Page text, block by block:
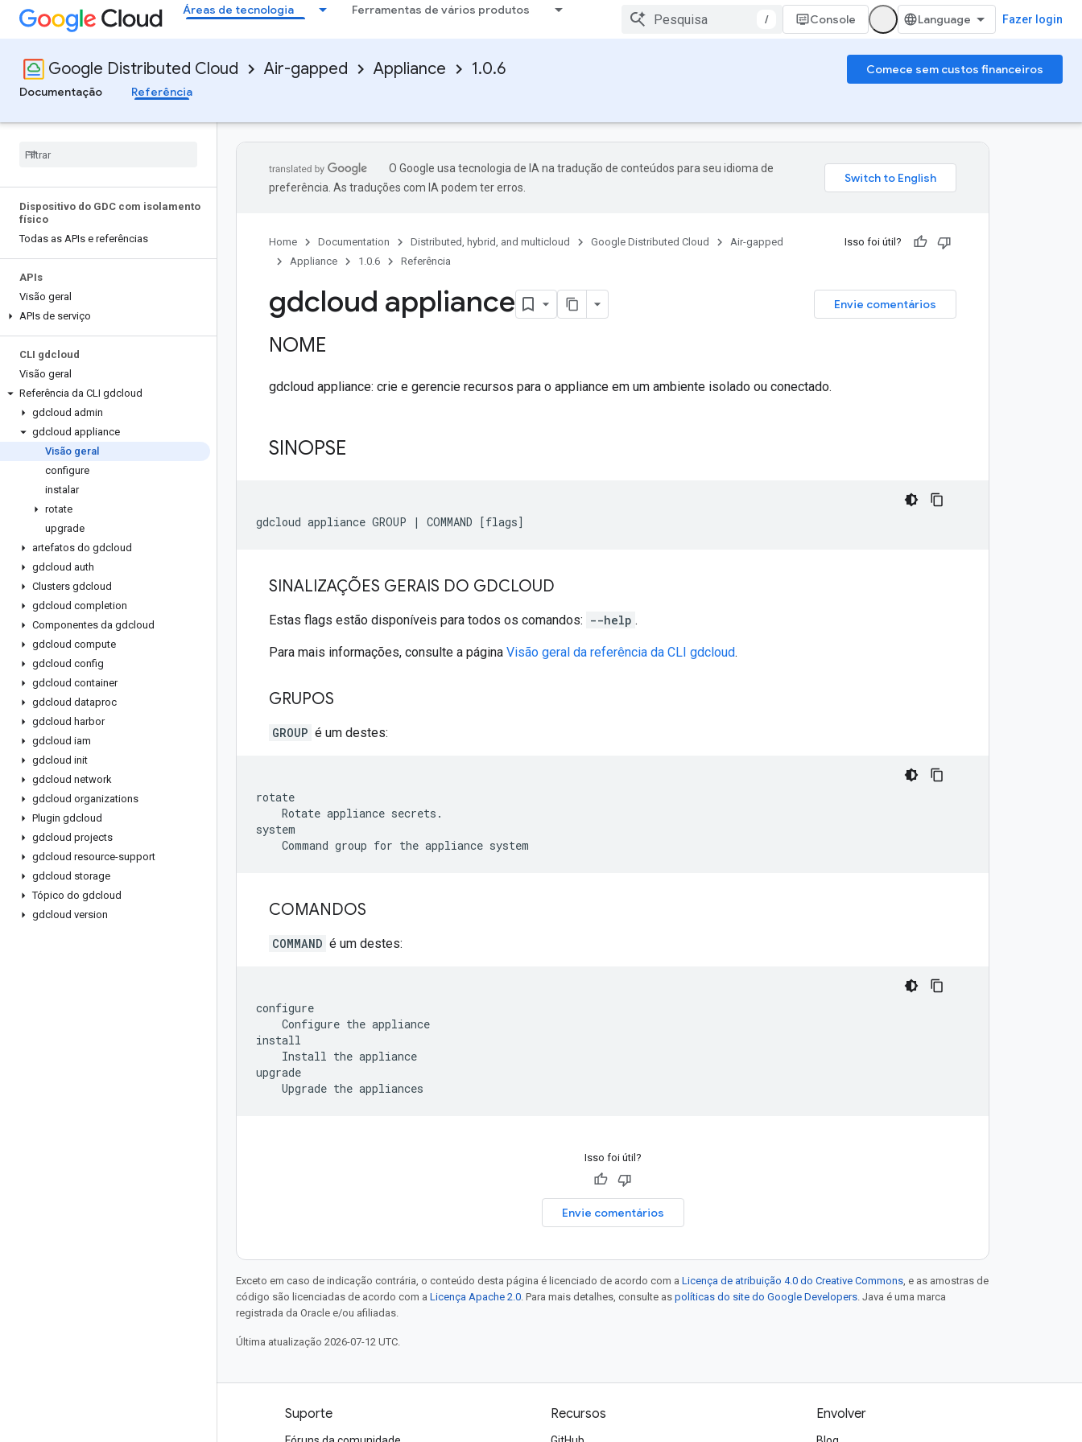
Áreas de tecnologia Ferramentas de vários produtos
/ Console Fazer login
Google Distributed Cloud Air-gapped Appliance 1.0.6
Comece sem custos financeiros
Documentação
Referência
Dispositivo do GDC com isolamento
físico
Todas as APIs e referências
APIs
Visão geral
APIs de serviço
CLI gdcloud
Visão geral
Referência da CLI gdcloud
gdcloud admin
gdcloud appliance
Visão geral
configure
instalar
rotate
upgrade
artefatos do gdcloud
gdcloud auth
Clusters gdcloud
gdcloud completion
Componentes da gdcloud
gdcloud compute
gdcloud config
gdcloud container
gdcloud dataproc
gdcloud harbor
gdcloud iam
gdcloud init
gdcloud network
gdcloud organizations
Plugin gdcloud
gdcloud projects
gdcloud resource-support
gdcloud storage
Tópico do gdcloud
gdcloud version
O Google usa tecnologia de IA na tradução de conteúdos para seu idioma de
preferência. As traduções com IA podem ter erros.
Home Documentation Distributed, hybrid, and multicloud Google Distributed Cloud
Air-gapped
Appliance
1.0.6 Referência
Isso foi útil?
Envie comentários
gdcloud appliance
NOME
gdcloud appliance: crie e gerencie recursos para o appliance em um ambiente isolado ou conectado.
SINOPSE
SINALIZAÇÕES GERAIS DO GDCLOUD
Estas flags estão disponíveis para todos os comandos: --help .
Para mais informações, consulte a página Visão geral da referência da CLI gdcloud.
GRUPOS
GROUP é um destes:
rotate
    Rotate appliance secrets.
system
COMANDOS
COMMAND é um destes:
configure
    Configure the appliance
install
    Install the appliance
upgrade
Isso foi útil?
Envie comentários
Exceto em caso de indicação contrária, o conteúdo desta página é licenciado de acordo com a Licença de atribuição 4.0 do Creative Commons, e as amostras de
código são licenciadas de acordo com a Licença Apache 2.0. Para mais detalhes, consulte as políticas do site do Google Developers. Java é uma marca
registrada da Oracle e/ou afiliadas.
Última atualização 2026-07-12 UTC.
Suporte Recursos Envolver